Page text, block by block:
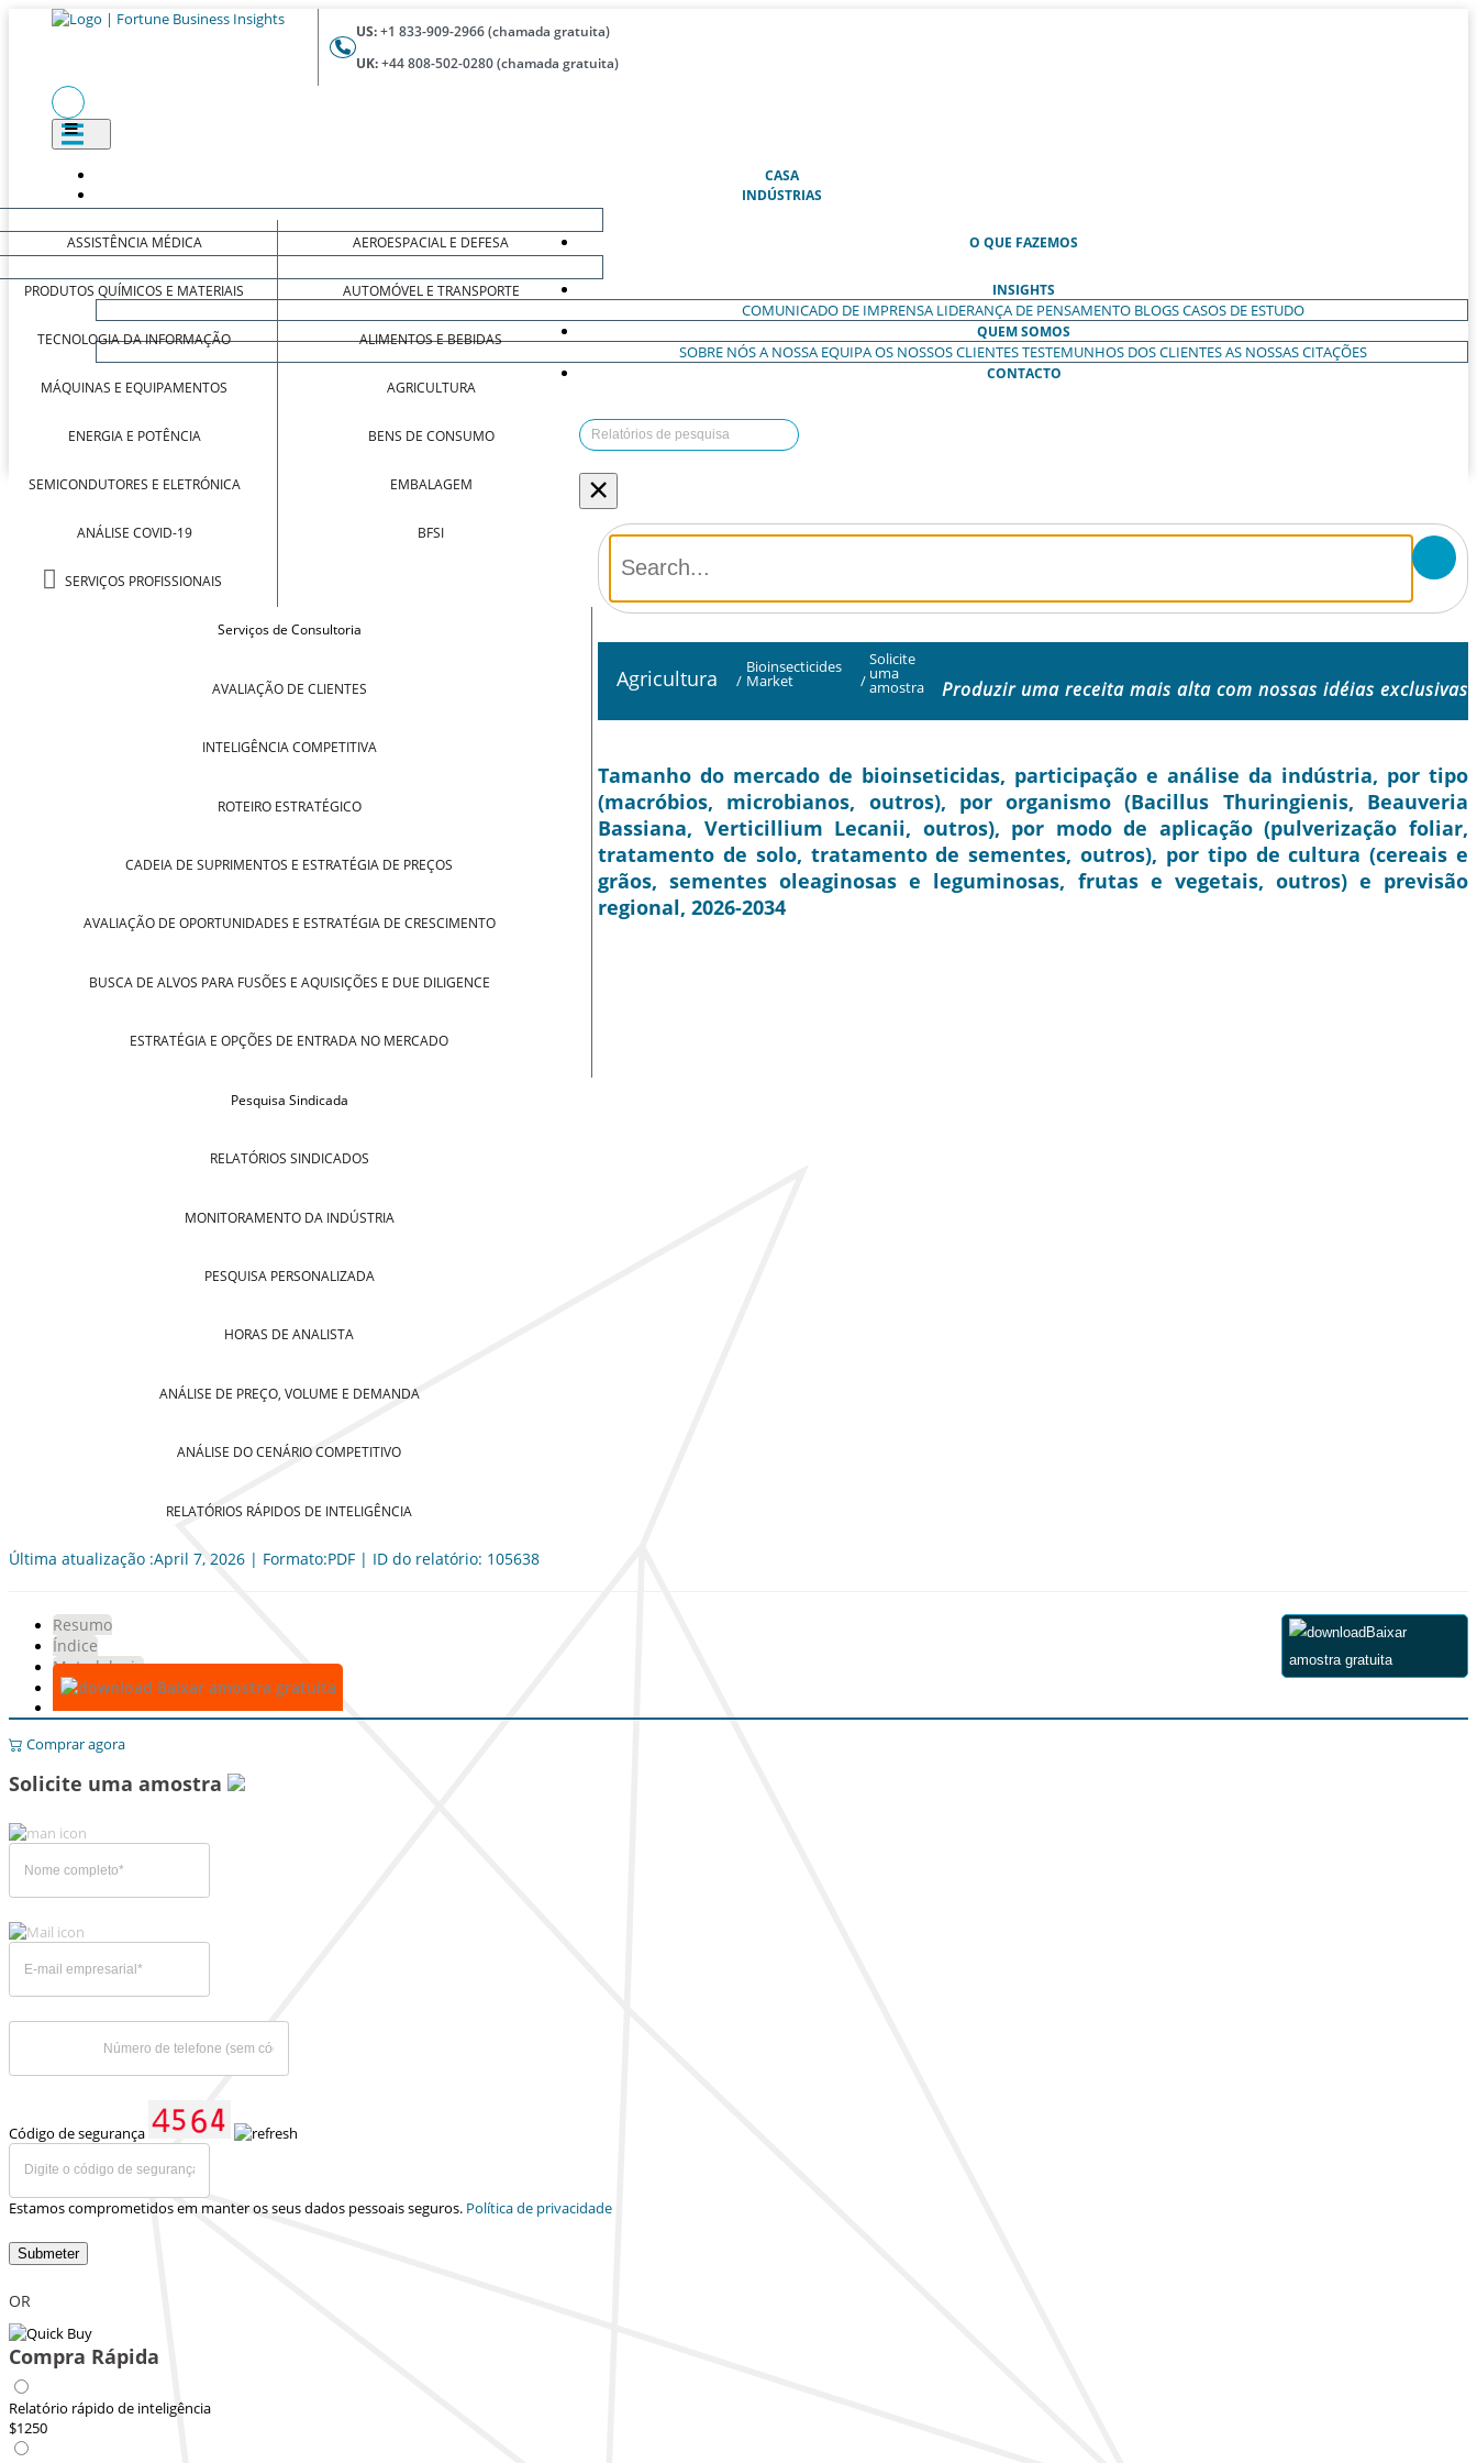
US:+1 833-909-2966 (chamada gratuita)
UK:+44 808-502-0280 (chamada gratuita)
CASA(ATUAL)
INDÚSTRIAS
ASSISTÊNCIA MÉDICA
PRODUTOS QUÍMICOS E MATERIAIS
TECNOLOGIA DA INFORMAÇÃO
MÁQUINAS E EQUIPAMENTOS
ENERGIA E POTÊNCIA
SEMICONDUTORES E ELETRÓNICA
ANÁLISE COVID-19
SERVIÇOS PROFISSIONAIS
AEROESPACIAL E DEFESA
AUTOMÓVEL E TRANSPORTE
ALIMENTOS E BEBIDAS
AGRICULTURA
BENS DE CONSUMO
EMBALAGEM
BFSI
O QUE FAZEMOS
Serviços de Consultoria
AVALIAÇÃO DE CLIENTES
INTELIGÊNCIA COMPETITIVA
ROTEIRO ESTRATÉGICO
CADEIA DE SUPRIMENTOS E ESTRATÉGIA DE PREÇOS
AVALIAÇÃO DE OPORTUNIDADES E ESTRATÉGIA DE CRESCIMENTO
BUSCA DE ALVOS PARA FUSÕES E AQUISIÇÕES E DUE DILIGENCE
ESTRATÉGIA E OPÇÕES DE ENTRADA NO MERCADO
Pesquisa Sindicada
RELATÓRIOS SINDICADOS
MONITORAMENTO DA INDÚSTRIA
PESQUISA PERSONALIZADA
HORAS DE ANALISTA
ANÁLISE DE PREÇO, VOLUME E DEMANDA
ANÁLISE DO CENÁRIO COMPETITIVO
RELATÓRIOS RÁPIDOS DE INTELIGÊNCIA
INSIGHTS
COMUNICADO DE IMPRENSA LIDERANÇA DE PENSAMENTO BLOGSCASOS DE ESTUDO
QUEM SOMOS
SOBRE NÓSA NOSSA EQUIPAOS NOSSOS CLIENTESTESTEMUNHOS DOS CLIENTESAS NOSSAS CITAÇÕES
CONTACTO
×
Agricultura /
Bioinsecticides
Market /
Solicite
uma
amostra Produzir uma receita mais alta com nossas idéias exclusivas
Tamanho do mercado de bioinseticidas, participação e análise da indústria, por tipo
(macróbios, microbianos, outros), por organismo (Bacillus Thuringienis, Beauveria
Bassiana, Verticillium Lecanii, outros), por modo de aplicação (pulverização foliar,
tratamento de solo, tratamento de sementes, outros), por tipo de cultura (cereais e
grãos, sementes oleaginosas e leguminosas, frutas e vegetais, outros) e previsão
regional, 2026-2034
Última atualização :April 7, 2026 | Formato:PDF | ID do relatório: 105638
Resumo
Índice
Metodologia
Baixar amostra gratuita
Baixar
amostra gratuita
Comprar agora
Solicite uma amostra
Código de segurança
Estamos comprometidos em manter os seus dados pessoais seguros. Política de privacidade
Submeter
OR
Compra Rápida
Relatório rápido de inteligência
$1250